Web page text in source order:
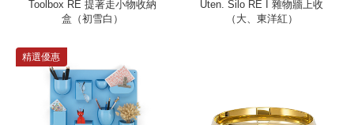
Toolbox RE 提著走小物收納
盒（初雪白）
Uten. Silo RE I 雜物牆上收
（大、東洋紅）
精選優惠